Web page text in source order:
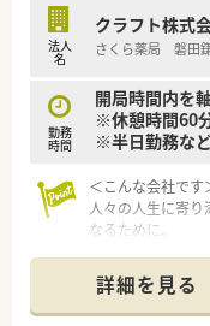
★業界トップクラ
地域に根差した
がん診療連携拠
学管理や、
連携薬局も取得し
本社から業界動向
療機関と信頼関係
★安心して働け
年間休日が「126
法人
名
クラフト株式
さくら薬局 磐田
勤務
時間
開局時間内を
※休憩時間60
※半日勤務な
＜こんな会社です
人々の人生に寄り
なるために。
りひとりの人生
師を求め育ててい
詳細を見る